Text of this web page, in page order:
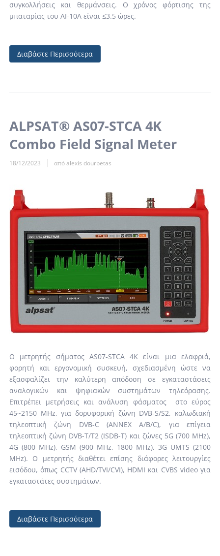
συγκολλήσεις και θερμάνσεις. Ο χρόνος φόρτισης της
μπαταρίας του AI-10A είναι ≤3.5 ώρες.
Διαβάστε Περισσότερα
ALPSAT® AS07-STCA 4K
Combo Field Signal Meter
18/12/2023 από alexis dourbetas
Ο μετρητής σήματος AS07-STCA 4K είναι μια ελαφριά,
φορητή και εργονομική συσκευή, σχεδιασμένη ώστε να
εξασφαλίζει την καλύτερη απόδοση σε εγκαταστάσεις
αναλογικών και ψηφιακών συστημάτων τηλεόρασης.
Επιτρέπει μετρήσεις και ανάλυση φάσματος στο εύρος
45~2150 MHz, για δορυφορική ζώνη DVB-S/S2, καλωδιακή
τηλεοπτική ζώνη DVB-C (ANNEX A/B/C), για επίγεια
τηλεοπτική ζώνη DVB-T/T2 (ISDB-T) και ζώνες 5G (700 MHz),
4G (800 MHz), GSM (900 MHz, 1800 MHz), 3G UMTS (2100
MHz). Ο μετρητής διαθέτει επίσης διάφορες λειτουργίες
εισόδου, όπως CCTV (AHD/TVI/CVI), HDMI και CVBS video για
εγκαταστάτες συστημάτων.
Διαβάστε Περισσότερα